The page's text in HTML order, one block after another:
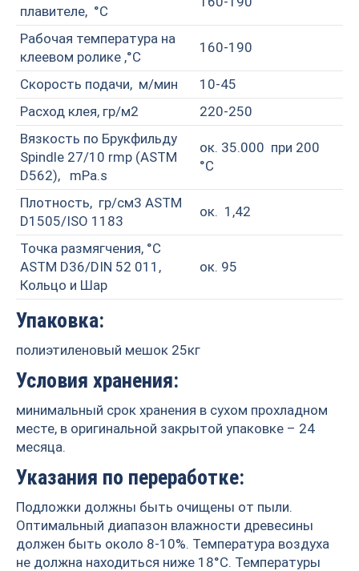
плавителе, °C
Рабочая температура на
клеевом ролике ,°C
160-190
Скорость подачи, м/мин
10-45
Расход клея, гр/м2
220-250
Вязкость по Брукфильду
Spindle 27/10 rmp (ASTM
D562), mPa.s
ок. 35.000 при 200
°C
Плотность, гр/см3 ASTM
D1505/ISO 1183
ок. 1,42
Точка размягчения, °C
ASTM D36/DIN 52 011,
Кольцо и Шар
ок. 95
Упаковка:
полиэтиленовый мешок 25кг
Условия хранения:
минимальный срок хранения в сухом прохладном
месте, в оригинальной закрытой упаковке – 24
месяца.
Указания по переработке:
Подложки должны быть очищены от пыли.
Оптимальный диапазон влажности древесины
должен быть около 8-10%. Температура воздуха
не должна находиться ниже 18°С. Температуры